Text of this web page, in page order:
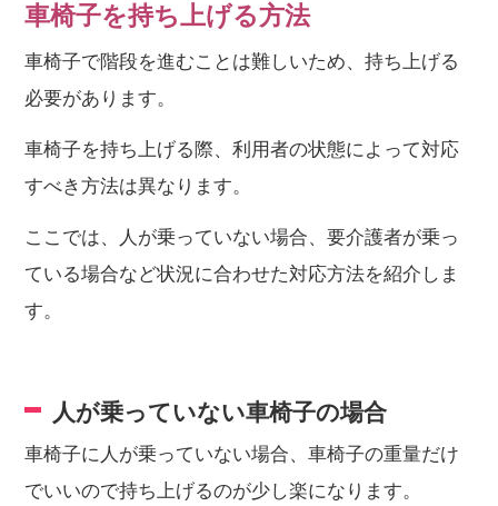
車椅子を持ち上げる方法
車椅子で階段を進むことは難しいため、持ち上げる
必要があります。
車椅子を持ち上げる際、利用者の状態によって対応
すべき方法は異なります。
ここでは、人が乗っていない場合、要介護者が乗っ
ている場合など状況に合わせた対応方法を紹介しま
す。
人が乗っていない車椅子の場合
車椅子に人が乗っていない場合、車椅子の重量だけ
でいいので持ち上げるのが少し楽になります。